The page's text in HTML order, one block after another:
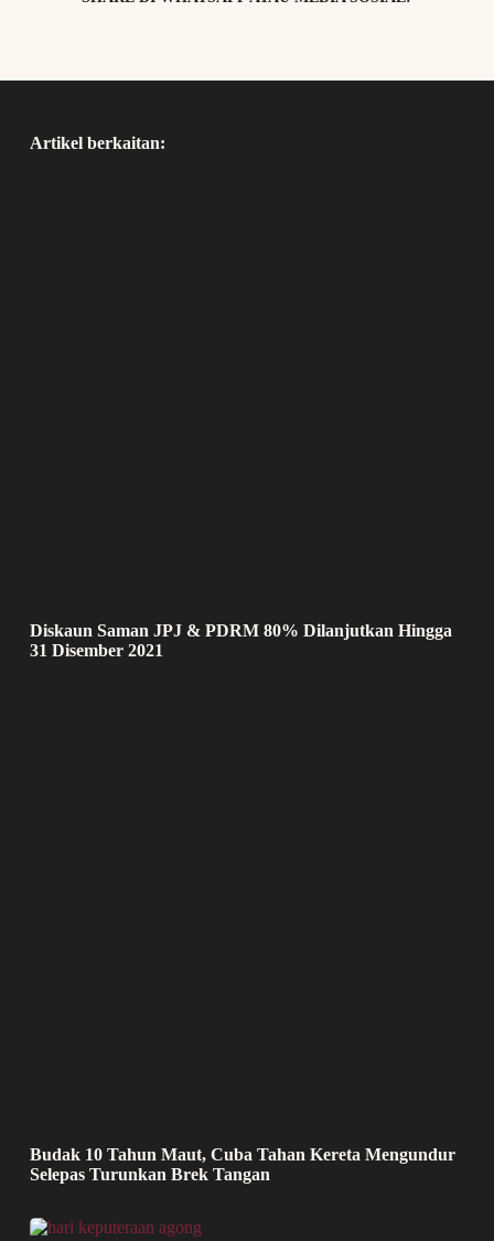
Artikel berkaitan:
Diskaun Saman JPJ & PDRM 80% Dilanjutkan Hingga
31 Disember 2021
Budak 10 Tahun Maut, Cuba Tahan Kereta Mengundur
Selepas Turunkan Brek Tangan